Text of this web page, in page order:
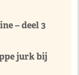
– deel 3
jurk bij